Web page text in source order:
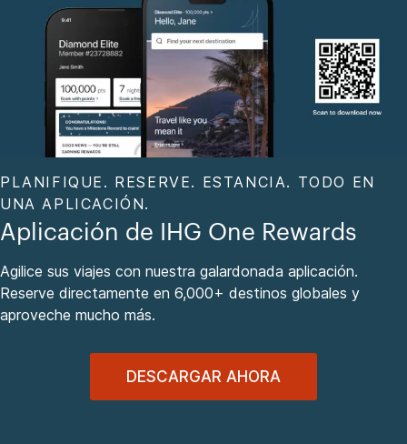
PLANIFIQUE. RESERVE. ESTANCIA. TODO EN
UNA APLICACIÓN.
Aplicación de IHG One Rewards
Agilice sus viajes con nuestra galardonada aplicación.
Reserve directamente en 6,000+ destinos globales y
aproveche mucho más.
DESCARGAR AHORA